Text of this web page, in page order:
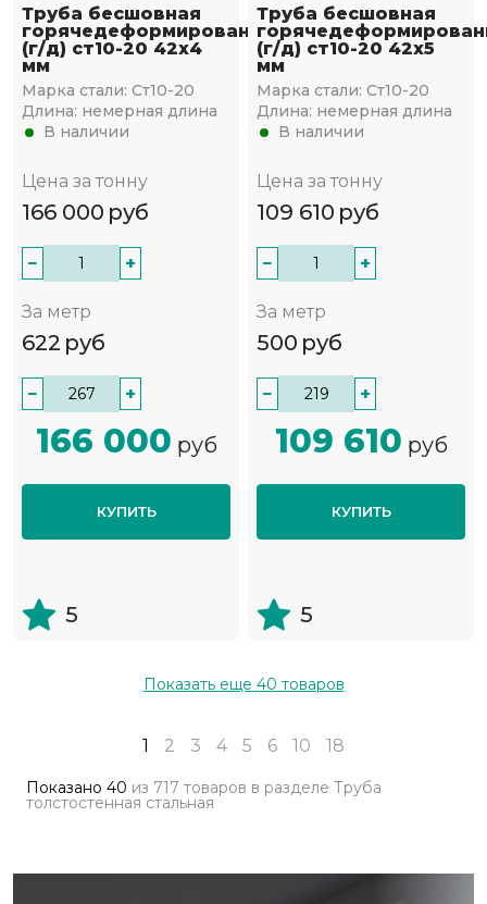
Труба бесшовная
горячедеформированная
(г/д) ст10-20 42х4
мм
Марка стали: Ст10-20
Длина: немерная длина
В наличии
Цена за тонну
166 000 руб
− +
За метр
622 руб
− +
166 000 руб
КУПИТЬ
5
Труба бесшовная
(г/д) ст10-20 42х5
мм
Марка стали: Ст10-20
Длина: немерная длина
В наличии
Цена за тонну
109 610 руб
− +
За метр
500 руб
− +
109 610 руб
КУПИТЬ
5
Показать еще 40 товаров
1 2 3 4 5 6 10 18
Показано 40 из 717 товаров в разделе Труба
толстостенная стальная